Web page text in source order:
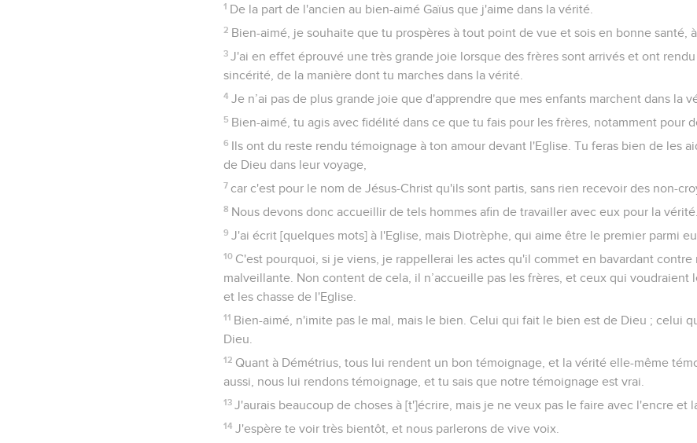
1 De la part de l'ancien au bien-aimé Gaïus que j'aime dans la vérité.
2 Bien-aimé, je souhaite que tu prospères à tout point de vue et sois en bonne santé, à
3 J'ai en effet éprouvé une très grande joie lorsque des frères sont arrivés et ont
sincérité, de la manière dont tu marches dans la vérité.
4 Je n’ai pas de plus grande joie que d'apprendre que mes enfants marchent dans la
5 Bien-aimé, tu agis avec fidélité dans ce que tu fais pour les frères, notamment pour
6
Ils ont du reste rendu témoignage à ton amour devant l'Eglise. Tu feras bien de les
de Dieu dans leur voyage,
7 car c'est pour le nom de Jésus-Christ qu'ils sont partis, sans rien recevoir des non-
8 Nous devons donc accueillir de tels hommes afin de travailler avec eux pour la vérité.
9 J'ai écrit [quelques mots] à l'Eglise, mais Diotrèphe, qui aime être le premier parmi
10 C'est pourquoi, si je viens, je rappellerai les actes qu'il commet en bavardant contre
malveillante. Non content de cela, il n’accueille pas les frères, et ceux qui voudraient
et les chasse de l'Eglise.
11 Bien-aimé, n'imite pas le mal, mais le bien. Celui qui fait le bien est de Dieu ; celui
Dieu.
12 Quant à Démétrius, tous lui rendent un bon témoignage, et la vérité elle-même
aussi, nous lui rendons témoignage, et tu sais que notre témoignage est vrai.
13 J'aurais beaucoup de choses à [t']écrire, mais je ne veux pas le faire avec l'encre et
14 J'espère te voir très bientôt, et nous parlerons de vive voix.